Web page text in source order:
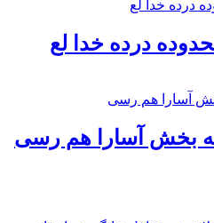
درده خدا لع
به بخش آسارا هم رسی